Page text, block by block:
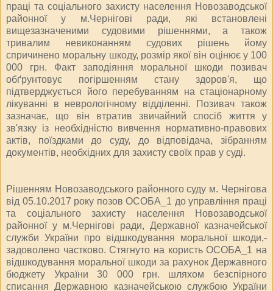
праці та соціального захисту населення Новозаводської
районної у м.Чернігові ради, які встановлені
вищезазначеними судовими рішеннями, а також
тривалим невиконанням судових рішень йому
спричинено моральну шкоду, розмір якої він оцінює у 100
000 грн. Факт заподіяння моральної шкоди позивач
обґрунтовує погіршенням стану здоров'я, що
підтверджується його перебуванням на стаціонарному
лікуванні в неврологічному відділенні. Позивач також
зазначає, що він втратив звичайний спосіб життя у
зв'язку із необхідністю вивчення нормативно-правових
актів, поїздками до суду, до відповідача, зібранням
документів, необхідних для захисту своїх прав у суді.
Рішенням Новозаводського районного суду м. Чернігова
від 05.10.2017 року позов ОСОБА_1 до управління праці
та соціального захисту населення Новозаводської
районної у м.Чернігові ради, Державної казначейської
служби України про відшкодування моральної шкоди,-
задоволено частково. Стягнуто на користь ОСОБА_1 на
відшкодування моральної шкоди за рахунок Державного
бюджету України 30 000 грн. шляхом безспірного
списання Державною казначейською службою України